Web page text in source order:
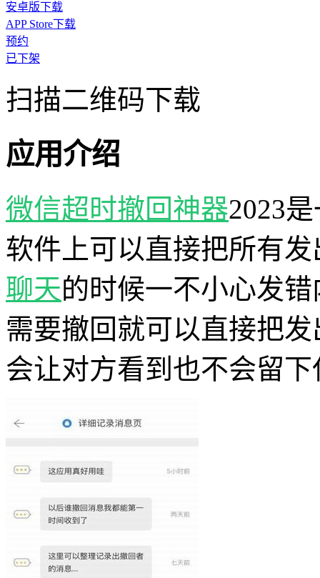
安卓版下载
APP Store下载
预约
已下架
扫描二维码下载
应用介绍
微信超时撤回神器2023
软件上可以直接把所有
聊天的时候一不小心发
需要撤回就可以直接把
会让对方看到也不会留